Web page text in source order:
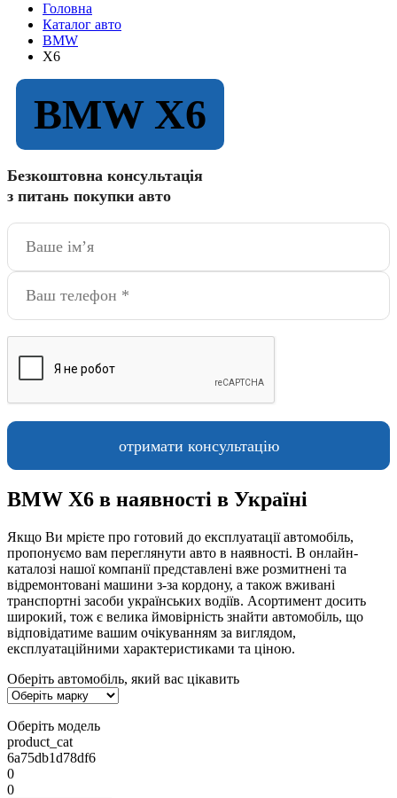
Головна
Каталог авто
BMW
X6
BMW X6
Безкоштовна консультація
з питань покупки авто
BMW X6 в наявності в Україні
Якщо Ви мрієте про готовий до експлуатації автомобіль,
пропонуємо вам переглянути авто в наявності. В онлайн-
каталозі нашої компанії представлені вже розмитнені та
відремонтовані машини з-за кордону, а також вживані
транспортні засоби українських водіїв. Асортимент досить
широкий, тож є велика ймовірність знайти автомобіль, що
відповідатиме вашим очікуванням за виглядом,
експлуатаційними характеристиками та ціною.
Оберіть автомобіль, який вас цікавить
Оберіть модель
product_cat
6a75db1d78df6
0
0